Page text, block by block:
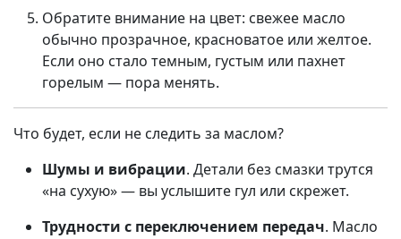
Обратите внимание на цвет: свежее масло
обычно прозрачное, красноватое или желтое.
Если оно стало темным, густым или пахнет
горелым — пора менять.
Что будет, если не следить за маслом?
Шумы и вибрации. Детали без смазки трутся
«на сухую» — вы услышите гул или скрежет.
Трудности с переключением передач. Масло